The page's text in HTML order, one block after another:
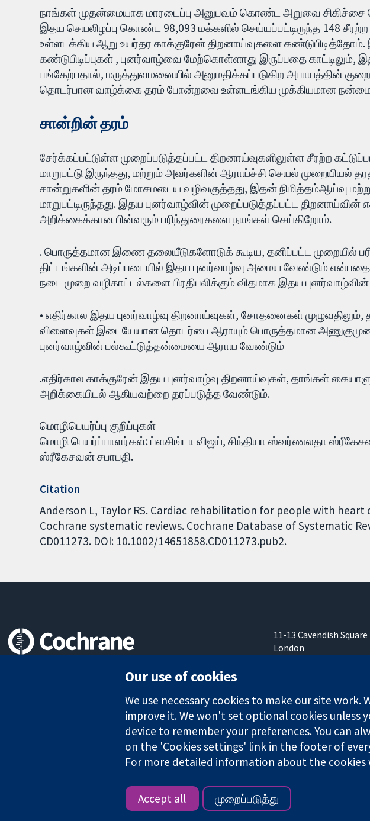
நாங்கள் முதன்மையாக மாரடைப்பு அனுபவம் கொண்ட அறுவை
இதய செயலிழப்பு கொண்ட 98,093 மக்களில் செய்யப்பட்டிருந்த 148
உள்ளடக்கிய ஆறு உயர்தர காக்குரேன் திறனாய்வுகளை
கண்டுபிடிப்புகள் , ​புனர்வாழ்வை மேற்கொள்ளாது இருப்பதை காட்டிலும்,
பங்கேற்பதால், மருத்துவமனையில் அனுமதிக்கப்படுகிற அபாயத்தின்
தொடர்பான வாழ்க்கை தரம் போன்றவை ​​உள்ளடங்கிய முக்கியமான
சான்றின் தரம்
சேர்க்கப்பட்டுள்ள முறைப்படுத்தப்பட்ட திறனாய்வுகளிலுள்ள சீரற்ற
மாறுபட்டு இருந்தது, மற்றும் அவர்களின் ஆராய்ச்சி செயல் முறையியல்
சான்றுகளின் தரம் மோசமடைய வழிவகுத்தது, இதன் நிமித்தம்ஆய்வு
மாறுபட்டிருந்தது. இதய புனர்வாழ்வின் முறைப்படுத்தப்பட்ட திறனாய்வின்
அறிக்கைக்கான பின்வரும் பரிந்துரைகளை நாங்கள் செய்கிறோம்.
. பொருத்தமான இணை தலையீடுகளோடுக் கூடிய, தனிப்பட்ட முறையில்
திட்டங்களின் அடிப்படையில் இதய புனர்வாழ்வு அமைய வேண்டும் என்பதை
நடை முறை வழிகாட்டல்களை பிரதிபலிக்கும் விதமாக இதய
• எதிர்கால இதய புனர்வாழ்வு திறனாய்வுகள், சோதனைகள்
விளைவுகள் இடையேயான தொடர்பை ஆராயும் பொருத்தமான
புனர்வாழ்வின் பல்கூட்டுத்தன்மையை ஆராய வேண்டும்
.எதிர்கால காக்குரேன் இதய புனர்வாழ்வு திறனாய்வுகள், தாங்கள்
அறிக்கையிடல் ஆகியவற்றை தரப்படுத்த வேண்டும்.
மொழிபெயர்ப்பு குறிப்புகள்
மொழி பெயர்ப்பாளர்கள்: ப்ளசிங்டா விஜய், சிந்தியா ஸ்வர்ணலதா
ஸ்ரீகேசவன் சபாபதி.
Citation
Anderson L, Taylor RS. Cardiac rehabilitation for people with heart
Cochrane systematic reviews. Cochrane Database of Systematic
CD011273. DOI: 10.1002/14651858.CD011273.pub2.
11-13 Cavendish Square
London
The Cochrane Collaboration is a charity (no. 1045921) and a company limited by guarantee
Copyright © 2026 The Cochrane Collaboration
Our use of cookies
We use necessary cookies to make our site
improve it. We won't set optional cookies unless
device to remember your preferences. You can
on the 'Cookies settings' link in the footer of
For more detailed information about the cookies
Accept all முறைப்படுத்து